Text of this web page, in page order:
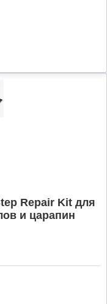
Repair Kit для
и царапин